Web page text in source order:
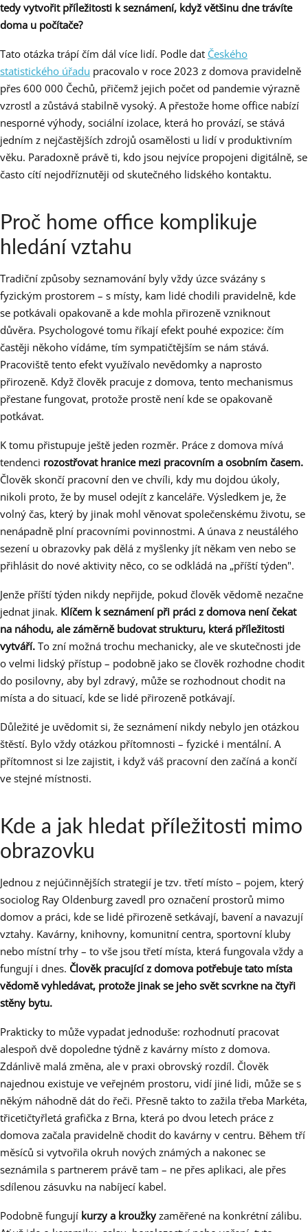
tedy vytvořit příležitosti k seznámení, když většinu dne trávíte
doma u počítače?
Tato otázka trápí čím dál více lidí. Podle dat Českého
statistického úřadu pracovalo v roce 2023 z domova pravidelně
přes 600 000 Čechů, přičemž jejich počet od pandemie výrazně
vzrostl a zůstává stabilně vysoký. A přestože home office nabízí
nesporné výhody, sociální izolace, která ho provází, se stává
jedním z nejčastějších zdrojů osamělosti u lidí v produktivním
věku. Paradoxně právě ti, kdo jsou nejvíce propojeni digitálně, se
často cítí nejodříznutěji od skutečného lidského kontaktu.
Proč home office komplikuje
hledání vztahu
Tradiční způsoby seznamování byly vždy úzce svázány s
fyzickým prostorem – s místy, kam lidé chodili pravidelně, kde
se potkávali opakovaně a kde mohla přirozeně vzniknout
důvěra. Psychologové tomu říkají efekt pouhé expozice: čím
častěji někoho vídáme, tím sympatičtějším se nám stává.
Pracoviště tento efekt využívalo nevědomky a naprosto
přirozeně. Když člověk pracuje z domova, tento mechanismus
přestane fungovat, protože prostě není kde se opakovaně
potkávat.
K tomu přistupuje ještě jeden rozměr. Práce z domova mívá
tendenci rozostřovat hranice mezi pracovním a osobním časem.
Člověk skončí pracovní den ve chvíli, kdy mu dojdou úkoly,
nikoli proto, že by musel odejít z kanceláře. Výsledkem je, že
volný čas, který by jinak mohl věnovat společenskému životu, se
nenápadně plní pracovními povinnostmi. A únava z neustálého
sezení u obrazovky pak dělá z myšlenky jít někam ven nebo se
přihlásit do nové aktivity něco, co se odkládá na „příští týden".
Jenže příští týden nikdy nepřijde, pokud člověk vědomě nezačne
jednat jinak. Klíčem k seznámení při práci z domova není čekat
na náhodu, ale záměrně budovat strukturu, která příležitosti
vytváří. To zní možná trochu mechanicky, ale ve skutečnosti jde
o velmi lidský přístup – podobně jako se člověk rozhodne chodit
do posilovny, aby byl zdravý, může se rozhodnout chodit na
místa a do situací, kde se lidé přirozeně potkávají.
Důležité je uvědomit si, že seznámení nikdy nebylo jen otázkou
štěstí. Bylo vždy otázkou přítomnosti – fyzické i mentální. A
přítomnost si lze zajistit, i když váš pracovní den začíná a končí
ve stejné místnosti.
Kde a jak hledat příležitosti mimo
obrazovku
Jednou z nejúčinnějších strategií je tzv. třetí místo – pojem, který
sociolog Ray Oldenburg zavedl pro označení prostorů mimo
domov a práci, kde se lidé přirozeně setkávají, bavení a navazují
vztahy. Kavárny, knihovny, komunitní centra, sportovní kluby
nebo místní trhy – to vše jsou třetí místa, která fungovala vždy a
fungují i dnes. Člověk pracující z domova potřebuje tato místa
vědomě vyhledávat, protože jinak se jeho svět scvrkne na čtyři
stěny bytu.
Prakticky to může vypadat jednoduše: rozhodnutí pracovat
alespoň dvě dopoledne týdně z kavárny místo z domova.
Zdánlivě malá změna, ale v praxi obrovský rozdíl. Člověk
najednou existuje ve veřejném prostoru, vidí jiné lidi, může se s
někým náhodně dát do řeči. Přesně takto to zažila třeba Markéta,
třicetičtyřletá grafička z Brna, která po dvou letech práce z
domova začala pravidelně chodit do kavárny v centru. Během tří
měsíců si vytvořila okruh nových známých a nakonec se
seznámila s partnerem právě tam – ne přes aplikaci, ale přes
sdílenou zásuvku na nabíjecí kabel.
Podobně fungují kurzy a kroužkyzaměřené na konkrétní zálibu.